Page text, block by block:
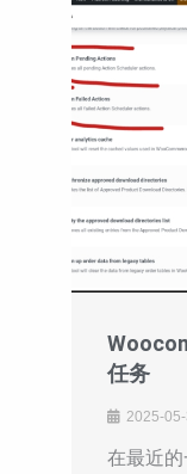
任务
2025-
在最近